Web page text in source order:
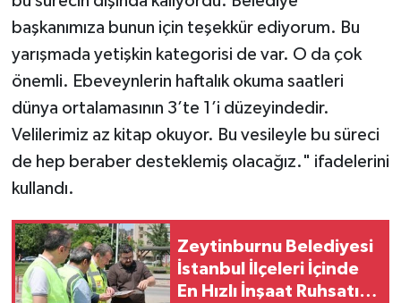
başkanımıza bunun için teşekkür ediyorum. Bu
yarışmada yetişkin kategorisi de var. O da çok
önemli. Ebeveynlerin haftalık okuma saatleri
dünya ortalamasının 3’te 1’i düzeyindedir.
Velilerimiz az kitap okuyor. Bu vesileyle bu süreci
de hep beraber desteklemiş olacağız." ifadelerini
kullandı.
Zeytinburnu Belediyesi
İstanbul İlçeleri İçinde
En Hızlı İnşaat Ruhsatı